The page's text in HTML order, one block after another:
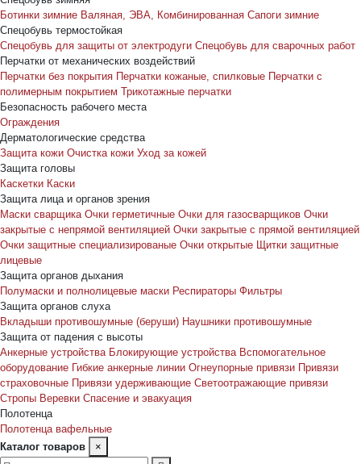
Ботинки зимние Валяная, ЭВА, Комбинированная Сапоги зимние
Спецобувь термостойкая
Спецобувь для защиты от электродуги Спецобувь для сварочных работ
Перчатки от механических воздействий
Перчатки без покрытия Перчатки кожаные, спилковые Перчатки с
полимерным покрытием Трикотажные перчатки
Безопасность рабочего места
Ограждения
Дерматологические средства
Защита кожи Очистка кожи Уход за кожей
Защита головы
Каскетки Каски
Защита лица и органов зрения
Маски сварщика Очки герметичные Очки для газосварщиков Очки
закрытые с непрямой вентиляцией Очки закрытые с прямой вентиляцией
Очки защитные специализированые Очки открытые Щитки защитные
лицевые
Защита органов дыхания
Полумаски и полнолицевые маски Респираторы Фильтры
Защита органов слуха
Вкладыши противошумные (беруши) Наушники противошумные
Защита от падения с высоты
Анкерные устройства Блокирующие устройства Вспомогательное
оборудование Гибкие анкерные линии Огнеупорные привязи Привязи
страховочные Привязи удерживающие Светоотражающие привязи
Стропы Веревки Спасение и эвакуация
Полотенца
Полотенца вафельные
Каталог товаров
×